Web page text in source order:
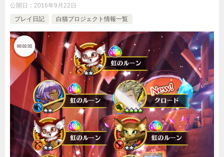
公開日： 2016年9月22日
プレイ日記
白猫プロジェクト情報一覧